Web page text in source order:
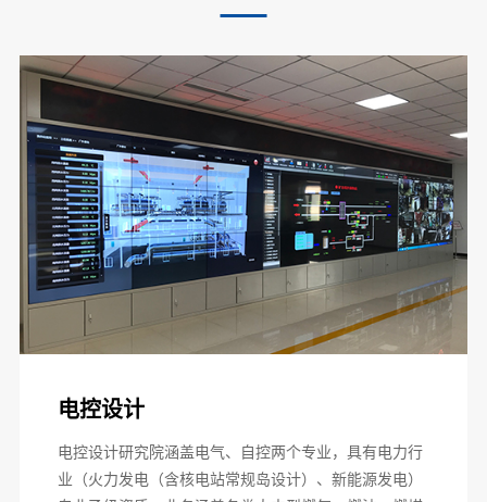
电控设计
电控设计研究院涵盖电气、自控两个专业，具有电力行
业（火力发电（含核电站常规岛设计）、新能源发电）